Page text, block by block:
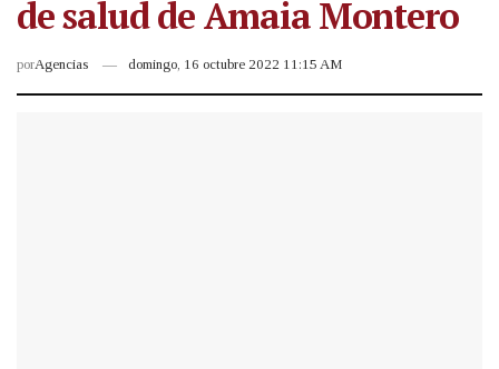
de salud de Amaia Montero
porAgencias domingo, 16 octubre 2022 11:15 AM